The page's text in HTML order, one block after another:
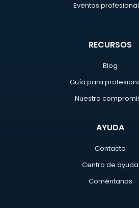
Eventos
RECURSOS
Blog
Guía para
Nuestro
AYUDA
Contacto
Centro de ayuda
Coméntanos